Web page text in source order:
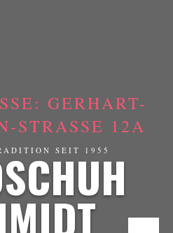
GERHART-
STRASSE 12A
SEIT 1955